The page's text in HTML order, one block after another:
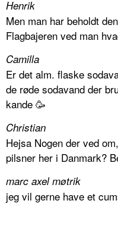
Henrik
Men man har beholdt
Flagbajeren ved man
Camilla
Er det alm. flaske
de røde sodavand der
kande 🥳
Christian
Hejsa Nogen der ved
pilsner her i Danmark?
marc axel møtrik
jeg vil gerne have et